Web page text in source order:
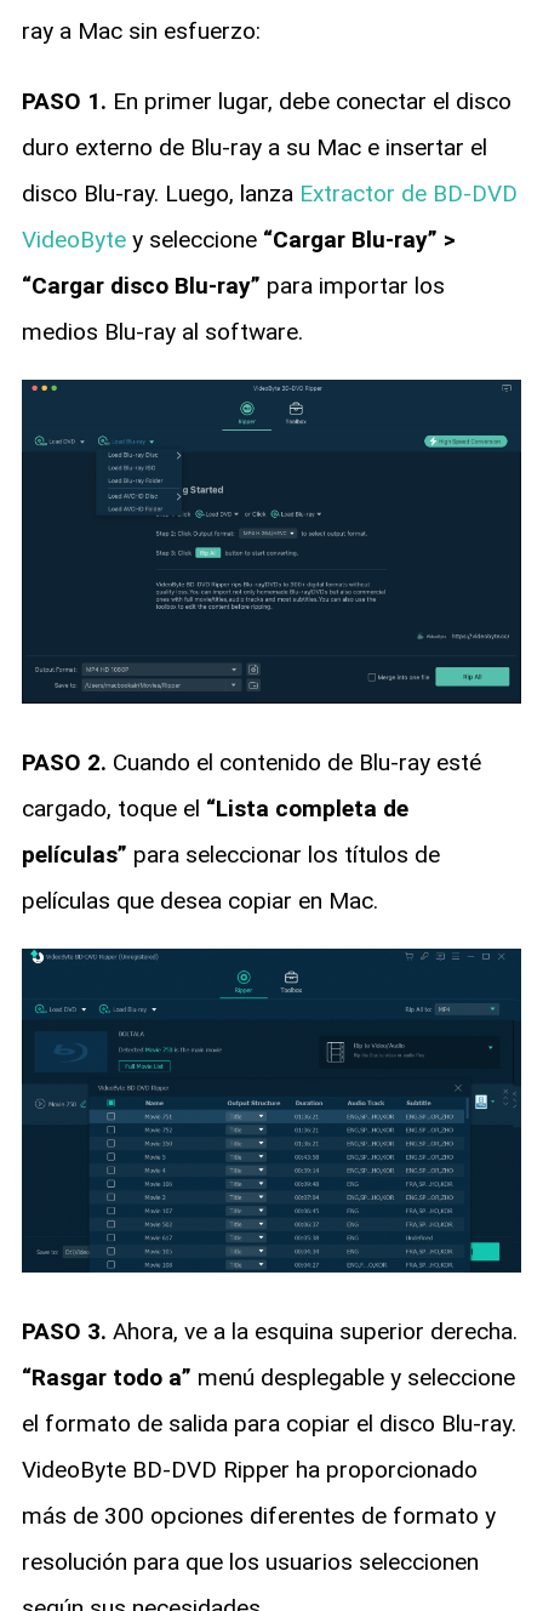
ray a Mac sin esfuerzo:
PASO 1. En primer lugar, debe conectar el disco
duro externo de Blu-ray a su Mac e insertar el
disco Blu-ray. Luego, lanza Extractor de BD-DVD
VideoBytey seleccione “Cargar Blu-ray” >
“Cargar disco Blu-ray” para importar los
medios Blu-ray al software.
PASO 2. Cuando el contenido de Blu-ray esté
cargado, toque el “Lista completa de
películas” para seleccionar los títulos de
películas que desea copiar en Mac.
PASO 3. Ahora, ve a la esquina superior derecha.
“Rasgar todo a” menú desplegable y seleccione
el formato de salida para copiar el disco Blu-ray.
VideoByte BD-DVD Ripper ha proporcionado
más de 300 opciones diferentes de formato y
resolución para que los usuarios seleccionen